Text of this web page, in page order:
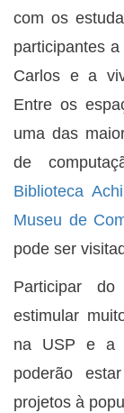
com os
participantes
Carlos e a
Entre os
uma das
de
Biblioteca
Museu de
pode ser
Participar
estimular
na USP e a
poderão
projetos à